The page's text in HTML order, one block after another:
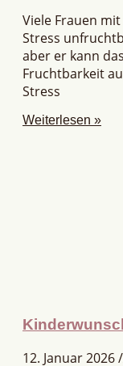
Viele Frauen
Stress
aber er kann
Fruchtbarkeit
Stress
Weiterlesen »
12. Januar 2026